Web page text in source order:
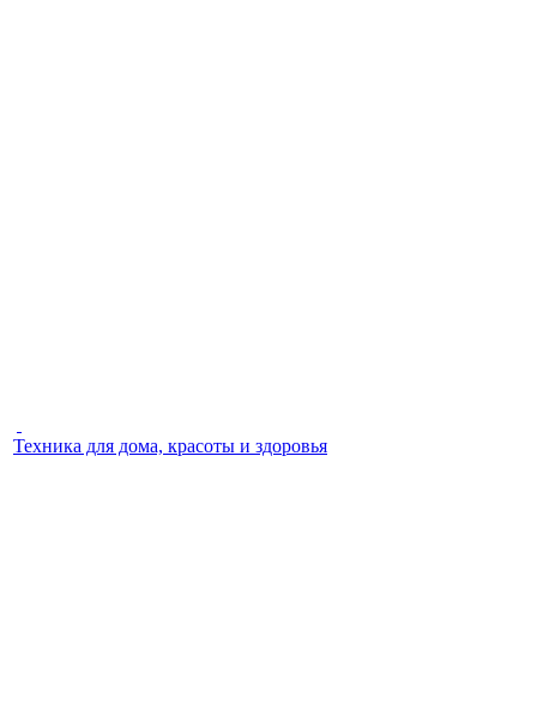
Техника для дома, красоты и здоровья